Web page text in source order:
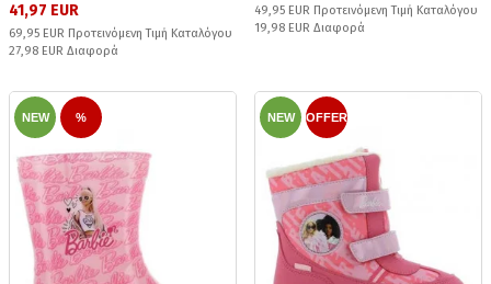
41,97 EUR
69,95 EUR Προτεινόμενη Τιμή Καταλόγου
27,98 EUR Διαφορά
49,95 EUR Προτεινόμενη Τιμή Καταλόγου
19,98 EUR Διαφορά
NEW % NEW OFFER